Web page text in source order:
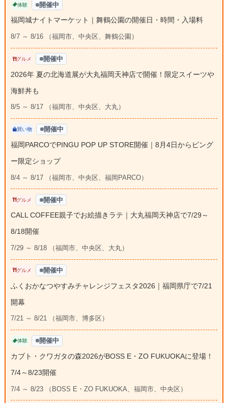
体験 開催中
福岡城ナイトマーケット｜舞鶴公園の開催日・時間・入場料
8/7 ～ 8/16 （福岡市、中央区、舞鶴公園）
グルメ 開催中
2026年 夏の北海道展が大丸福岡天神店で開催！限定スイーツや
海鮮丼も
8/5 ～ 8/17 （福岡市、中央区、大丸）
買い物 開催中
福岡PARCOでPINGU POP UP STORE開催｜8月4日からピング
ー限定ショップ
8/4 ～ 8/17 （福岡市、中央区、福岡PARCO）
グルメ 開催中
CALL COFFEE親子でお絵描きラテ｜大丸福岡天神店で7/29～
8/18開催
7/29 ～ 8/18 （福岡市、中央区、大丸）
グルメ 開催中
ふくおかなつやすみチャレンジフェスタ2026｜福岡県庁で7/21
開幕
7/21 ～ 8/21 （福岡市、博多区）
体験 開催中
カブト・クワガタの森2026がBOSS E・ZO FUKUOKAに登場！
7/4～8/23開催
7/4 ～ 8/23 （BOSS E・ZO FUKUOKA、福岡市、中央区）